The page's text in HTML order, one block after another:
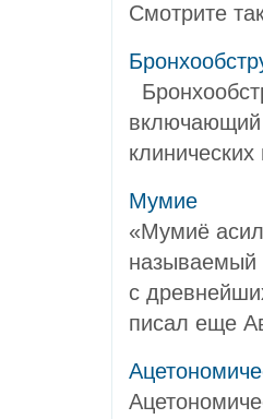
Смотрите
включающий
Мумие
«Мумиё
называемый
с
писал еще